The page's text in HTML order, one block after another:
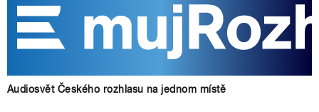
Audiosvět Českého rozhlasu na jednom místě